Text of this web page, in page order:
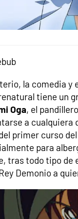
la comedia y
tiene un
Oga, el
a cualquiera
primer curso
para
tras todo tipo de
Demonio a